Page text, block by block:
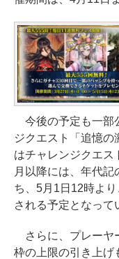
今後の予定も一部
ジクエスト「追憶の
はチャレンジクエス
月以降には、年代
ち、5月1日12時よ
される予定となって
さらに、プレーヤ
枠の上限の引き上げ